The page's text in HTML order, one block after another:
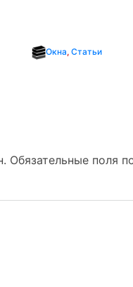
Окна,Статьи
Обязательные поля